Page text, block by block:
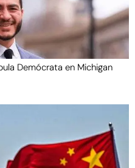
Demócrata en Michigan